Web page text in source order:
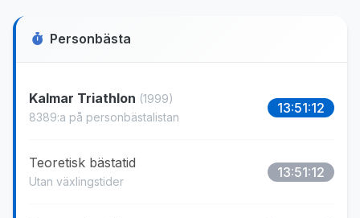
Personbästa
Kalmar Triathlon (1999)
8389:a på personbästalistan
13:51:12
Teoretisk bästatid
Utan växlingstider
13:51:12